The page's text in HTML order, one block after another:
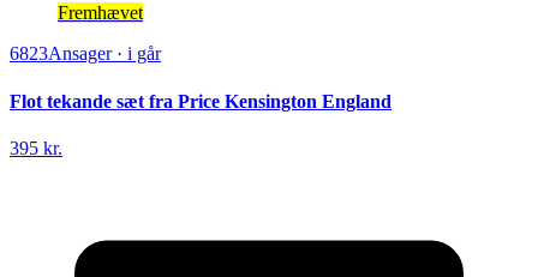
Fremhævet
6823Ansager· i går
Flot tekande sæt fra Price Kensington England
395 kr.